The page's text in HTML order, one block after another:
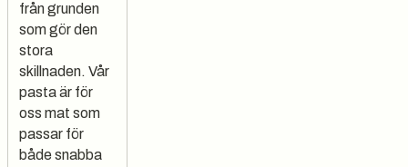
från grunden
som gör den
stora
skillnaden. Vår
pasta är för
oss mat som
passar för
både snabba